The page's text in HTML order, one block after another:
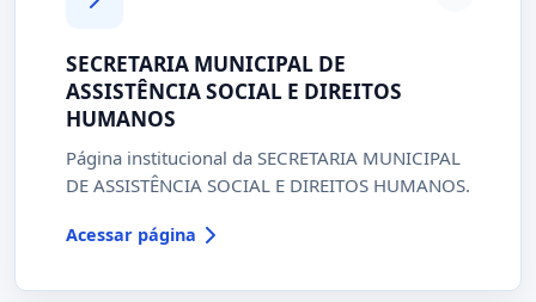
SECRETARIA MUNICIPAL DE
ASSISTÊNCIA SOCIAL E DIREITOS
HUMANOS
Página institucional da SECRETARIA MUNICIPAL
DE ASSISTÊNCIA SOCIAL E DIREITOS HUMANOS.
Acessar página